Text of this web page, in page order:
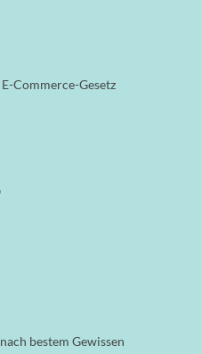
Commerce-Gesetz
bestem Gewissen